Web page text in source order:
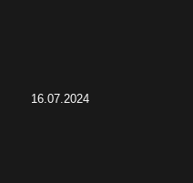
16.07.2024